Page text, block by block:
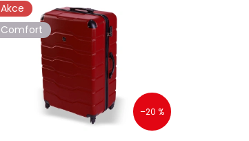
Akce
Comfort
–20 %